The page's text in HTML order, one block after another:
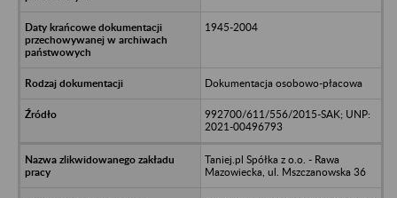
1945-2004
Dokumentacja osobowo-płacowa
992700/611/556/2015-SAK; UNP:
2021-00496793
Taniej.pl Spółka z o.o. - Rawa
Mazowiecka, ul. Mszczanowska 36